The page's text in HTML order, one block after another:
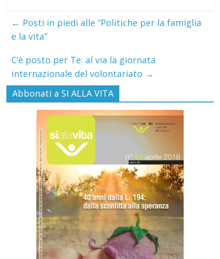
← Posti in piedi alle “Politiche per la famiglia
e la vita”
C’è posto per Te: al via la giornata
internazionale del volontariato →
Abbonati a SI ALLA VITA